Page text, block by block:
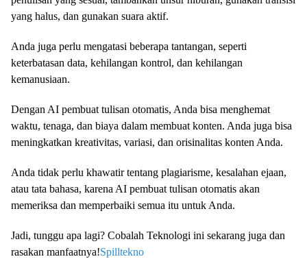
yang halus, dan gunakan suara aktif.
Anda juga perlu mengatasi beberapa tantangan, seperti
keterbatasan data, kehilangan kontrol, dan kehilangan
kemanusiaan.
Dengan AI pembuat tulisan otomatis, Anda bisa menghemat
waktu, tenaga, dan biaya dalam membuat konten. Anda juga bisa
meningkatkan kreativitas, variasi, dan orisinalitas konten Anda.
Anda tidak perlu khawatir tentang plagiarisme, kesalahan ejaan,
atau tata bahasa, karena AI pembuat tulisan otomatis akan
memeriksa dan memperbaiki semua itu untuk Anda.
Jadi, tunggu apa lagi? Cobalah Teknologi ini sekarang juga dan
rasakan manfaatnya!Spilltekno